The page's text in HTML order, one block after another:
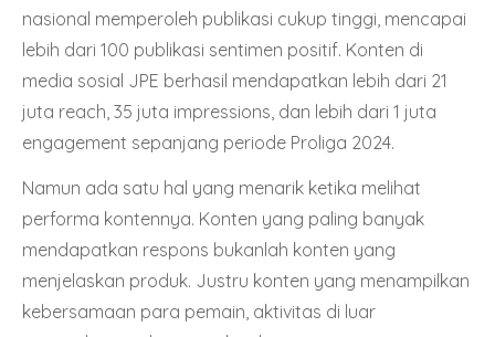
nasional memperoleh publikasi cukup tinggi, mencapai
lebih dari 100 publikasi sentimen positif. Konten di
media sosial JPE berhasil mendapatkan lebih dari 21
juta reach, 35 juta impressions, dan lebih dari 1 juta
engagement sepanjang periode Proliga 2024.
Namun ada satu hal yang menarik ketika melihat
performa kontennya. Konten yang paling banyak
mendapatkan respons bukanlah konten yang
menjelaskan produk. Justru konten yang menampilkan
kebersamaan para pemain, aktivitas di luar